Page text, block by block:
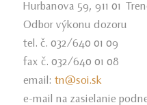
Hurbanova 59, 911 01
Odbor výkonu dozoru
tel. č. 032/640 01 09
fax č. 032/640 01 08
email:tn@soi.sk
e-mail na zasielanie